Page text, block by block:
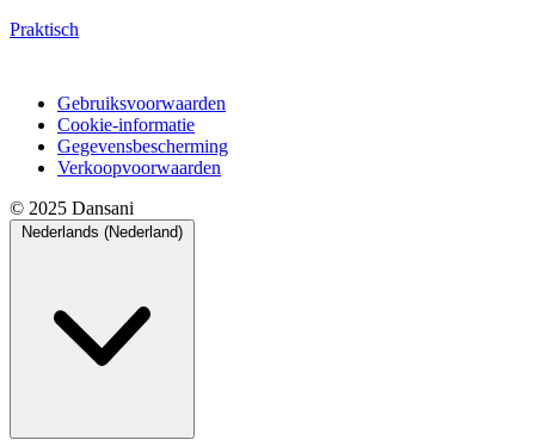
Praktisch
Gebruiksvoorwaarden
Cookie-informatie
Gegevensbescherming
Verkoopvoorwaarden
© 2025 Dansani
Nederlands (Nederland)